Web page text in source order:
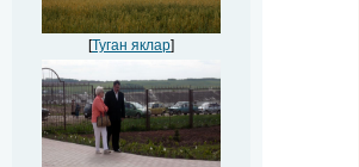
[Туган яклар]